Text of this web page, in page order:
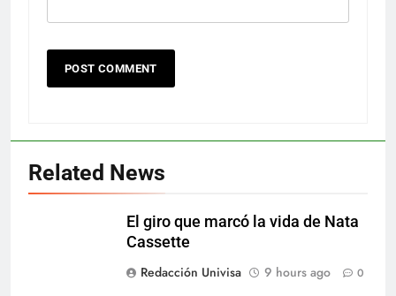
Related News
El giro que marcó la vida de Nata
Cassette
Redacción Univisa
9 hours ago 0